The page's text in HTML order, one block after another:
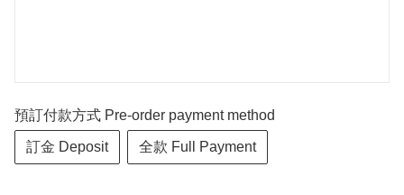
預訂付款方式 Pre-order payment method
訂金 Deposit 全款 Full Payment